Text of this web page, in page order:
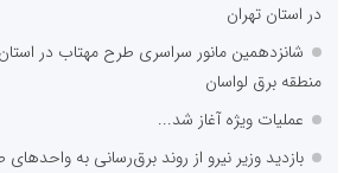
در استان تهران
شانزدهمین مانور سراسری طرح مهتاب در استان
منطقه برق لواسان
عملیات ویژه آغاز شد...
بازدید وزیر نیرو از روند برق‌رسانی به